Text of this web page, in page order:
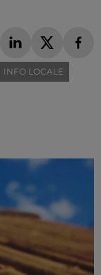
INFO LOCALE